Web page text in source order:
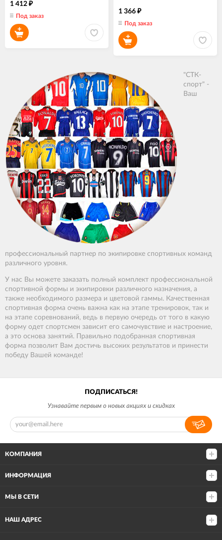
1 412 ₽
Под заказ
1 366 ₽
Под заказ
"СТК-
спорт" -
Ваш
профессиональный партнер по экипировке спортивных команд
различного уровня.
У нас Вы можете заказать полный комплект профессиональной
спортивной формы и экипировки различного назначения, а
также необходимого размера и цветовой гаммы. Качественная
спортивная форма очень важна как на этапе тренировок, так и
на этапе соревнований, ведь в первую очередь от того в какую
форму одет спортсмен зависит его самочувствие и настроение,
а это основа занятий. Правильно подобранная спортивная
форма позволит Вам достичь высоких результатов и принести
победу Вашей команде!
ПОДПИСАТЬСЯ!
Узнавайте первым о новых акциях и скидках
КОМПАНИЯ
ИНФОРМАЦИЯ
МЫ В СЕТИ
НАШ АДРЕС